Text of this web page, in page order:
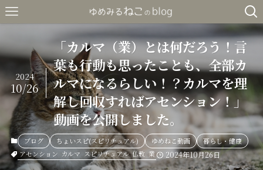
「カルマ（業）とは何だろう！言
葉も行動も思ったことも、全部カ
ルマになるらしい！？カルマを理
解し回収すればアセンション！」
動画を公開しました。
2024
10/26
ブログ ちょいスピ(スピリチュアル) ゆめねこ動画
暮らし・健康
アセンション カルマ スピリチュアル 仏教 業 2024年10月26日